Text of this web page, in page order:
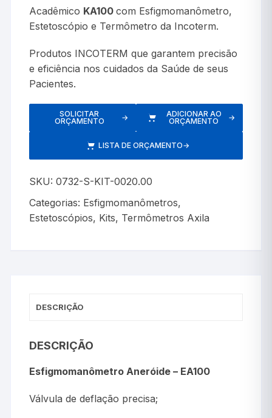
Acadêmico KA100com Esfigmomanômetro,
Estetoscópio e Termômetro da Incoterm.
Produtos INCOTERM que garantem precisão
e eficiência nos cuidados da Saúde de seus
Pacientes.
SOLICITAR
ORÇAMENTO
→
ADICIONAR AO
ORÇAMENTO
→
LISTA DE ORÇAMENTO→
SKU:0732-S-KIT-0020.00
Categorias: Esfigmomanômetros,
Estetoscópios, Kits, Termômetros Axila
DESCRIÇÃO
DESCRIÇÃO
Esfigmomanômetro Aneróide – EA100
Válvula de deflação precisa;